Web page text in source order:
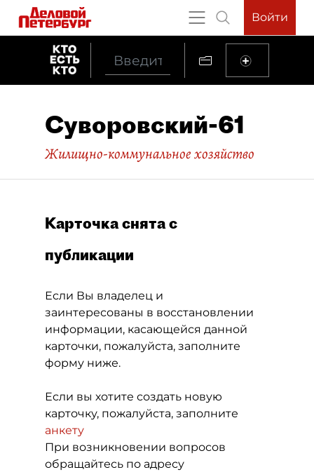
Войти
Суворовский-61
Жилищно-коммунальное хозяйство
Карточка снята с
публикации
Если Вы владелец и
заинтересованы в восстановлении
информации, касающейся данной
карточки, пожалуйста, заполните
форму ниже.
Если вы хотите создать новую
карточку, пожалуйста, заполните
анкету
При возникновении вопросов
обращайтесь по адресу